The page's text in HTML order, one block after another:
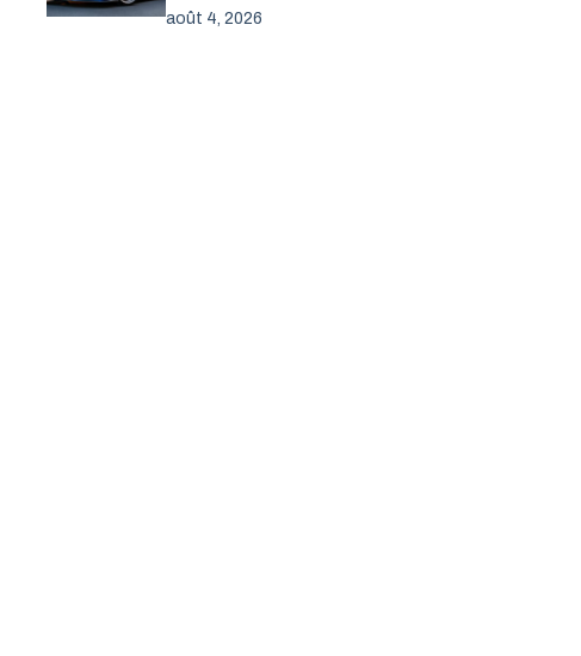
août 4, 2026